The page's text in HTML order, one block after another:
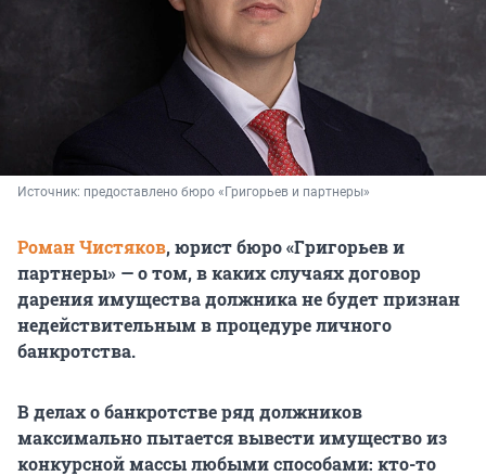
Источник: предоставлено бюро «Григорьев и партнеры»
Роман Чистяков, юрист бюро «Григорьев и
партнеры» — о том, в каких случаях договор
дарения имущества должника не будет признан
недействительным в процедуре личного
банкротства.
В делах о банкротстве ряд должников
максимально пытается вывести имущество из
конкурсной массы любыми способами: кто-то